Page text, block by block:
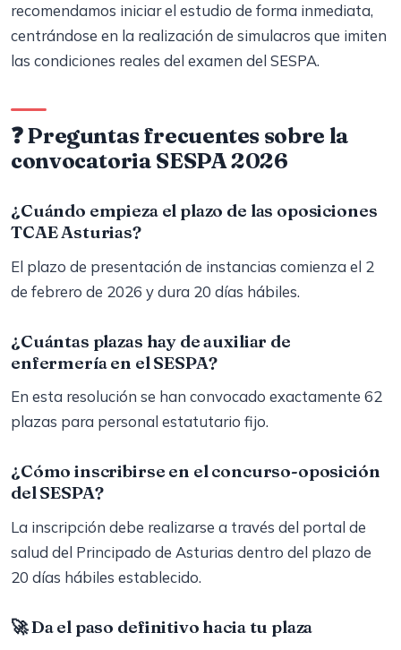
recomendamos iniciar el estudio de forma inmediata,
centrándose en la realización de simulacros que imiten
las condiciones reales del examen del SESPA.
❓ Preguntas frecuentes sobre la
convocatoria SESPA 2026
¿Cuándo empieza el plazo de las oposiciones
TCAE Asturias?
El plazo de presentación de instancias comienza el 2
de febrero de 2026 y dura 20 días hábiles.
¿Cuántas plazas hay de auxiliar de
enfermería en el SESPA?
En esta resolución se han convocado exactamente 62
plazas para personal estatutario fijo.
¿Cómo inscribirse en el concurso-oposición
del SESPA?
La inscripción debe realizarse a través del portal de
salud del Principado de Asturias dentro del plazo de
20 días hábiles establecido.
🚀 Da el paso definitivo hacia tu plaza